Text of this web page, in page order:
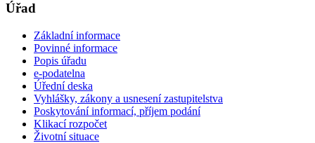
Úřad
Základní informace
Povinné informace
Popis úřadu
e-podatelna
Úřední deska
Vyhlášky, zákony a usnesení zastupitelstva
Poskytování informací, příjem podání
Klikací rozpočet
Životní situace